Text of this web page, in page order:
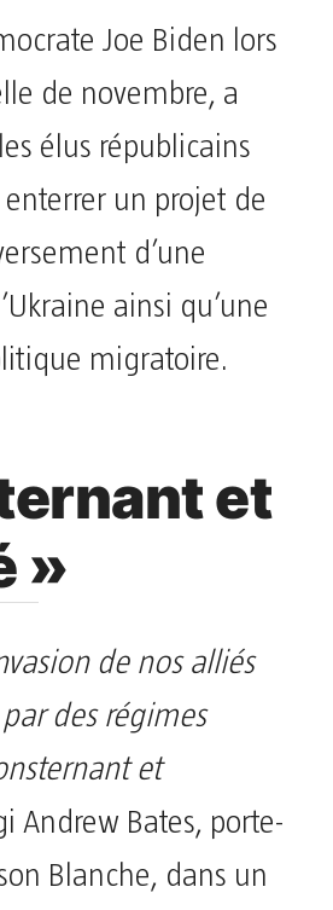
Joe Biden lors
de novembre, a
élus républicains
un projet de
d’une
ainsi qu’une
migratoire.
et
»
de nos alliés
des régimes
et
Andrew Bates, porte-
Blanche, dans un